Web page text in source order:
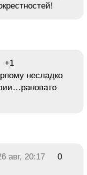
+1
несладко
авг, 20:17 0